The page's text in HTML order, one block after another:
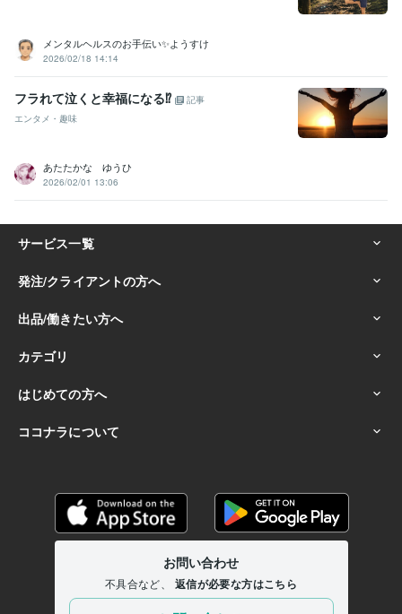
メンタルヘルスのお手伝い✨ようすけ
2026/02/18 14:14
フラれて泣くと幸福になる⁉
記事
エンタメ・趣味
あたたかな ゆうひ
2026/02/01 13:06